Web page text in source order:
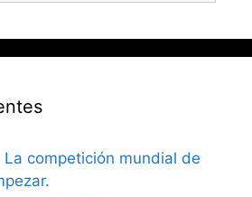
La competición mundial de